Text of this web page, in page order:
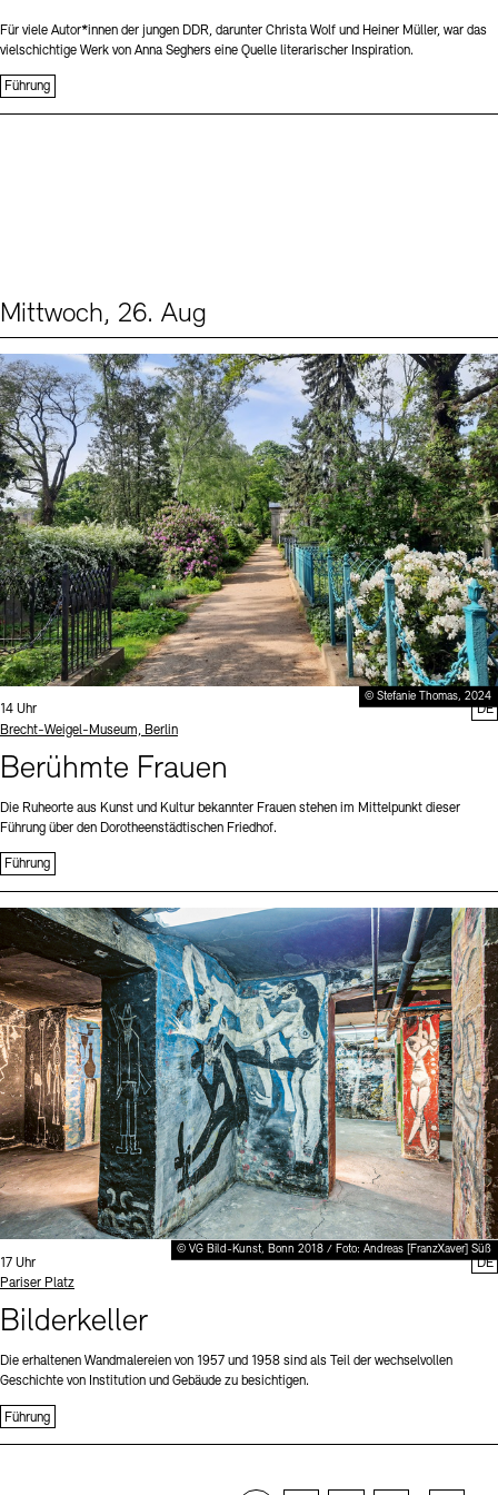
Für viele Autor*innen der jungen DDR, darunter Christa Wolf und Heiner Müller, war das
vielschichtige Werk von Anna Seghers eine Quelle literarischer Inspiration.
Führung
Mittwoch, 26. Aug
© Stefanie Thomas, 2024
Uhrzeit:
14 Uhr
Standort
Brecht-Weigel-Museum, Berlin
Berühmte Frauen
Die Ruheorte aus Kunst und Kultur bekannter Frauen stehen im Mittelpunkt dieser
Führung über den Dorotheenstädtischen Friedhof.
Führung
DE
© VG Bild-Kunst, Bonn 2018 / Foto: Andreas [FranzXaver] Süß
Uhrzeit:
17 Uhr
Standort
Pariser Platz
Bilderkeller
Die erhaltenen Wandmalereien von 1957 und 1958 sind als Teil der wechselvollen
Geschichte von Institution und Gebäude zu besichtigen.
Führung
DE